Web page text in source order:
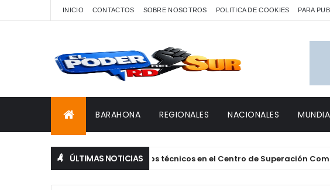
INICIO CONTACTOS SOBRE NOSOTROS POLITICA DE COOKIES PARA
BARAHONA REGIONALES NACIONALES
ÚLTIMAS NOTICIAS
inscripciones para 10 cursos técnicos en el Centro de Superación